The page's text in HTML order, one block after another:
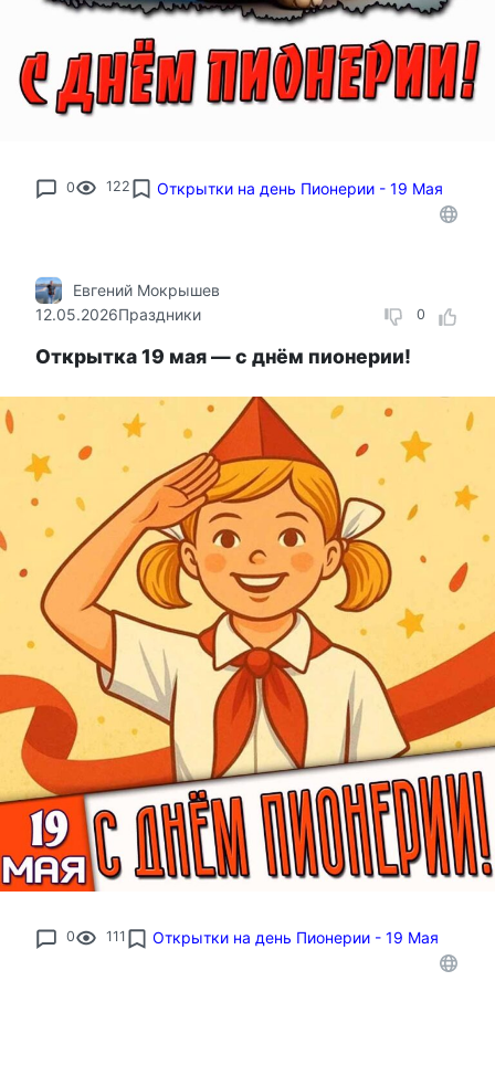
0 122 Открытки на день Пионерии - 19 Мая
0
Евгений Мокрышев
12.05.2026Праздники
Открытка 19 мая — с днём пионерии!
0 111 Открытки на день Пионерии - 19 Мая